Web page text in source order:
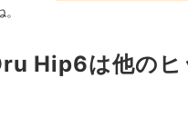
Hip6は他のヒ